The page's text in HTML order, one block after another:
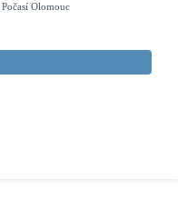
Počasí Olomouc